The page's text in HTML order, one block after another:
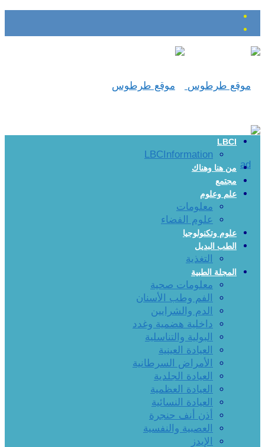
LBCI
LBCInformation
من هنا وهناك
مجتمع
علم وعلوم
معلومات
علوم الفضاء
علوم وتكنولوجيا
الطب البديل
التغذية
المجلة الطبية
معلومات صحية
الفم وطب الأسنان
الدم والشرايين
داخلية هضمية وغدد
البولية والتناسلية
العيادة العينية
الأمراض السرطانية
العيادة الجلدية
العيادة العظمية
العيادة النسائية
أذن أنف حنجرة
العصبية والنفسية
الإيدز